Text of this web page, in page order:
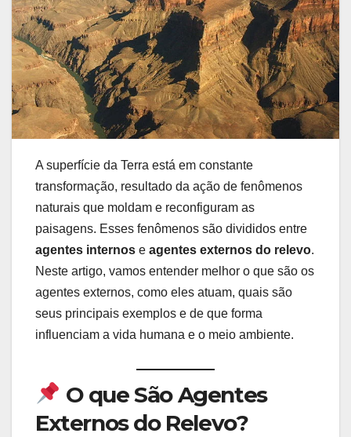
A superfície da Terra está em constante
transformação, resultado da ação de fenômenos
naturais que moldam e reconfiguram as
paisagens. Esses fenômenos são divididos entre
agentes internos e agentes externos do relevo.
Neste artigo, vamos entender melhor o que são os
agentes externos, como eles atuam, quais são
seus principais exemplos e de que forma
influenciam a vida humana e o meio ambiente.
O que São Agentes
Externos do Relevo?